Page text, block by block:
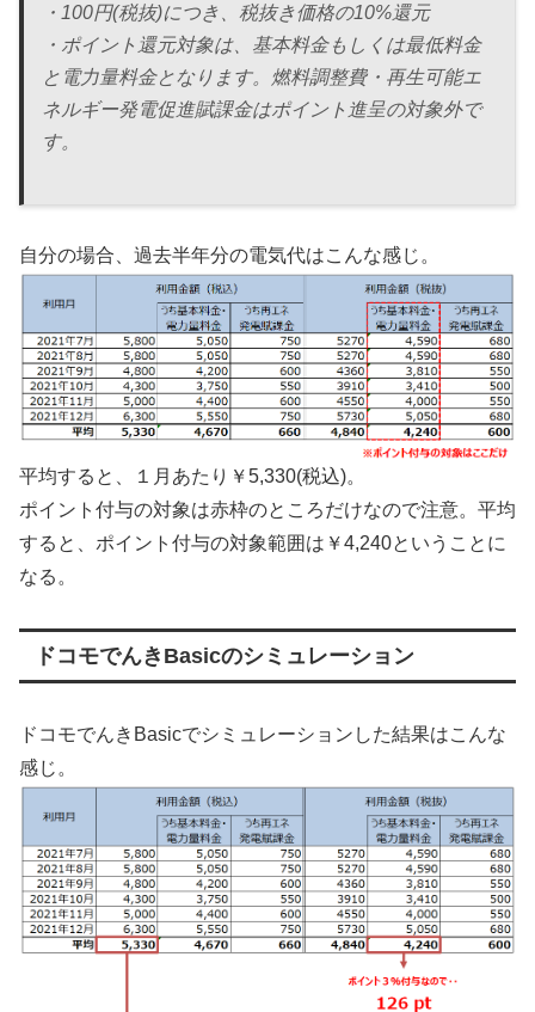
・100円(税抜)につき、税抜き価格の10%還元
・ポイント還元対象は、基本料金もしくは最低料金
と電力量料金となります。燃料調整費・再生可能エ
ネルギー発電促進賦課金はポイント進呈の対象外で
す。
自分の場合、過去半年分の電気代はこんな感じ。
平均すると、１月あたり￥5,330(税込)。
ポイント付与の対象は赤枠のところだけなので注意。平均
すると、ポイント付与の対象範囲は￥4,240ということに
なる。
ドコモでんきBasicのシミュレーション
ドコモでんきBasicでシミュレーションした結果はこんな
感じ。